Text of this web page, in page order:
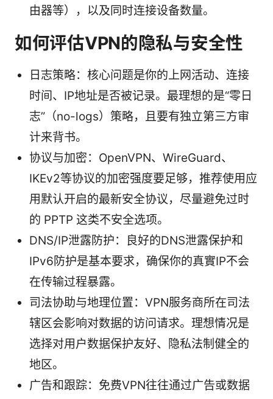
由器等），以及同时连接设备数量。
如何评估VPN的隐私与安全性
日志策略：核心问题是你的上网活动、连接
时间、IP地址是否被记录。最理想的是“零日
志”（no-logs）策略，且要有独立第三方审
计来背书。
协议与加密：OpenVPN、WireGuard、
IKEv2等协议的加密强度要足够，推荐使用应
用默认开启的最新安全协议，尽量避免过时
的 PPTP 这类不安全选项。
DNS/IP泄露防护：良好的DNS泄露保护和
IPv6防护是基本要求，确保你的真實IP不会
在传输过程暴露。
司法协助与地理位置：VPN服务商所在司法
辖区会影响对数据的访问请求。理想情况是
选择对用户数据保护友好、隐私法制健全的
地区。
广告和跟踪：免费VPN往往通过广告或数据